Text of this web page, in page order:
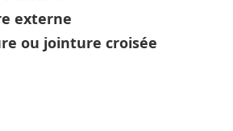
externe
ou jointure croisée